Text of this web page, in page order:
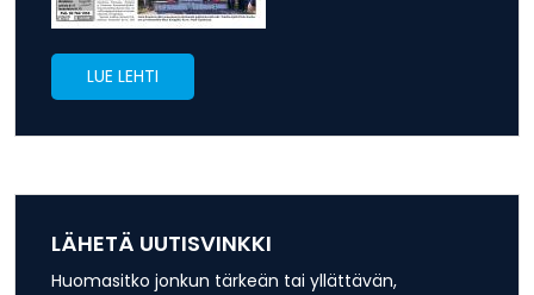
LUE LEHTI
LÄHETÄ UUTISVINKKI
Huomasitko jonkun tärkeän tai yllättävän,